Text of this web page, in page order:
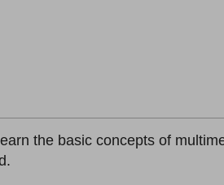
the basic concepts of